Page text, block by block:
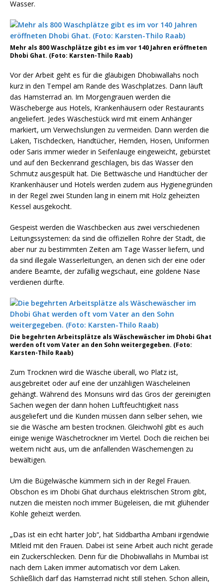
Wasser.
Mehr als 800 Waschplätze gibt es im vor 140 Jahren eröffneten
Dhobi Ghat. (Foto: Karsten-Thilo Raab)
Vor der Arbeit geht es für die gläubigen Dhobiwallahs noch
kurz in den Tempel am Rande des Waschplatzes. Dann läuft
das Hamsterrad an. Im Morgengrauen werden die
Wäscheberge aus Hotels, Krankenhäusern oder Restaurants
angeliefert. Jedes Wäschestück wird mit einem Anhänger
markiert, um Verwechslungen zu vermeiden. Dann werden die
Laken, Tischdecken, Handtücher, Hemden, Hosen, Uniformen
oder Saris immer wieder in Seifenlauge eingeweicht, gebürstet
und auf den Beckenrand geschlagen, bis das Wasser den
Schmutz ausgespült hat. Die Bettwäsche und Handtücher der
Krankenhäuser und Hotels werden zudem aus Hygienegründen
in der Regel zwei Stunden lang in einem mit Holz geheizten
Kessel ausgekocht.
Gespeist werden die Waschbecken aus zwei verschiedenen
Leitungssystemen: da sind die offiziellen Rohre der Stadt, die
aber nur zu bestimmten Zeiten am Tage Wasser liefern, und
da sind illegale Wasserleitungen, an denen sich der eine oder
andere Beamte, der zufällig wegschaut, eine goldene Nase
verdienen dürfte.
Die begehrten Arbeitsplätze als Wäschewäscher im Dhobi Ghat
werden oft vom Vater an den Sohn weitergegeben. (Foto:
Karsten-Thilo Raab)
Zum Trocknen wird die Wäsche überall, wo Platz ist,
ausgebreitet oder auf eine der unzähligen Wäscheleinen
gehängt. Während des Monsuns wird das Gros der gereinigten
Sachen wegen der dann hohen Luftfeuchtigkeit nass
ausgeliefert und die Kunden müssen dann selber sehen, wie
sie die Wäsche am besten trocknen. Gleichwohl gibt es auch
einige wenige Wäschetrockner im Viertel. Doch die reichen bei
weitem nicht aus, um die anfallenden Wäschemengen zu
bewältigen.
Um die Bügelwäsche kümmern sich in der Regel Frauen.
Obschon es im Dhobi Ghat durchaus elektrischen Strom gibt,
nutzen die meisten noch immer Bügeleisen, die mit glühender
Kohle geheizt werden.
„Das ist ein echt harter Job“, hat Siddbartha Ambani irgendwie
Mitleid mit den Frauen. Dabei ist seine Arbeit auch nicht gerade
ein Zuckerschlecken. Denn für die Dhobiwallahs in Mumbai ist
nach dem Laken immer automatisch vor dem Laken.
Schließlich darf das Hamsterrad nicht still stehen. Schon allein,